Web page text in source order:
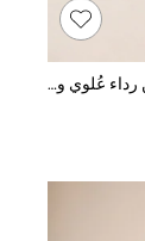
مرجاني ـ طبعة شخصية Ariel - طقم من رداء عُلوي وتنورة بتصميم مستوحى من ديزني (3 أشهر - 7 سنوات)